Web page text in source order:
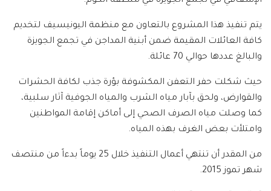
يتم تنفيذ هذا المشروع بالتعاون مع منظمة اليونيسيف لتخديم
كافة العائلات المقيمة ضمن أبنية المداجن في تجمع الجويزة
والبالغ عددها حوالي 70 عائلة.
حيث شكلت حفر التعفن المكشوفة بؤرة جذب لكافة الحشرات
والقوارض، ولحق بآبار مياه الشرب والمياه الجوفية آثار سلبية،
كما وصلت مياه الصرف الصحي إلى أماكن إقامة المواطنين
وامتلأت بعض الغرف بهذه المياه.
من المقدر أن تنتهي أعمال التنفيذ خلال 25 يوماً بدءاً من منتصف
شهر تموز 2015.